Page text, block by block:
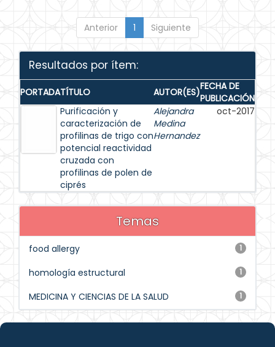
Anterior 1 Siguiente
Resultados por ítem:
PORTADATÍTULO AUTOR(ES)FECHA DE
PUBLICACIÓN
Purificación y
caracterización de
profilinas de trigo con
potencial reactividad
cruzada con
profilinas de polen de
ciprés
Alejandra
Medina
Hernandez
oct-2017
Temas
1
food allergy
1
homología estructural
1
MEDICINA Y CIENCIAS DE LA SALUD